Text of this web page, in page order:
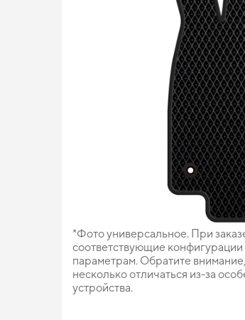
*Фото универсальное. При
соответствующие
параметрам. Обратите
несколько отличаться из-за
устройства.